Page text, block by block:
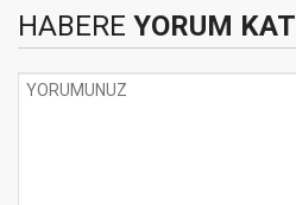
HABERE YORUM KAT